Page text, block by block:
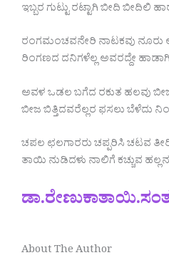
ಇಬ್ಬರ ಗುಟ್ಟು ರಟ್ಟಾಗಿ ಬೀದಿ ಬೀದಿಲಿ
ರಂಗಮಂಚವನೇರಿ ನಾಟಕವು ನೂರು
ರಿಂಗಣದ ದನಿಗಳೆಲ್ಲ ಅವರದ್ದೇ
ಅವಳ ಒಡಲ ಬಗೆದ ರಕುತ ಹಲವು
ಬೀಜ ಬಿತ್ತಿದವರೆಲ್ಲರ ಫಸಲು ಬೆಳೆದು
ಚಪಲ ಛಲಗಾರರು ಚಪ್ಪರಿಸಿ ಚಟವ
ತಾಯಿ ನುಡಿದಳು ನಾಲಿಗೆ ಕಚ್ಚುವ
About The Author